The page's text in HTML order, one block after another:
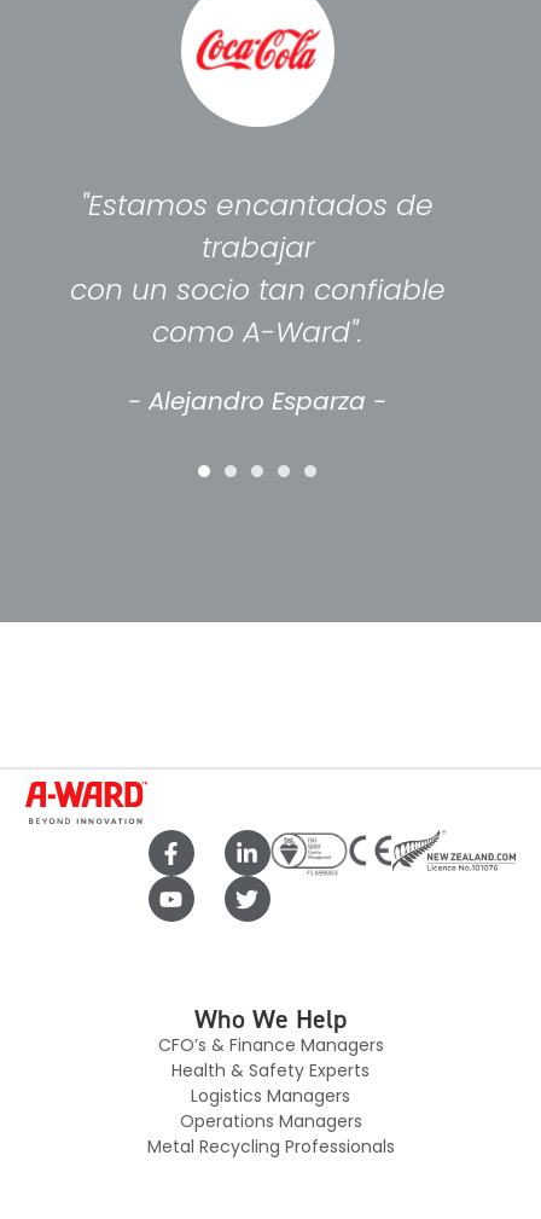
"Estamos encantados de
trabajar
con un socio tan confiable
como A-Ward".
- Alejandro Esparza -
Who We Help
CFO’s & Finance Managers
Health & Safety Experts
Logistics Managers
Operations Managers
Metal Recycling Professionals